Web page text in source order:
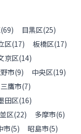
(69) 目黒区(25)
区(17) 板橋区(17)
京区(14)
市(9) 中央区(19)
三鷹市(7)
田区(16)
区(22) 多摩市(6)
市(5) 昭島市(5)